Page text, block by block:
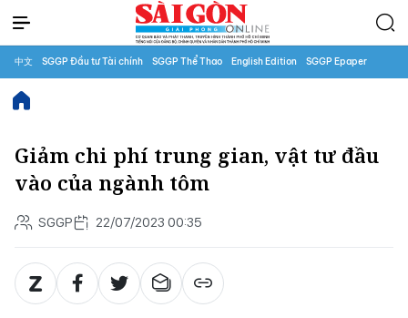
中文 SGGP Đầu tư Tài chính SGGP Thể Thao English Edition SGGP Epaper
Giảm chi phí trung gian, vật tư đầu
vào của ngành tôm
SGGP 22/07/2023 00:35